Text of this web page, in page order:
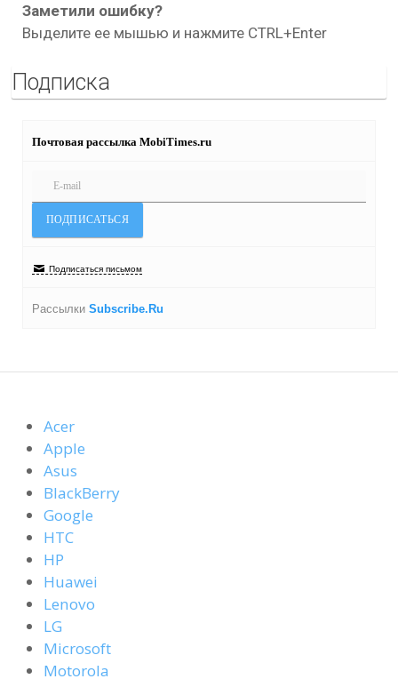
Заметили ошибку?
Выделите ее мышью и нажмите CTRL+Enter
Подписка
Почтовая рассылка MobiTimes.ru
Подписаться письмом
Рассылки Subscribe.Ru
Acer
Apple
Asus
BlackBerry
Google
HTC
HP
Huawei
Lenovo
LG
Microsoft
Motorola